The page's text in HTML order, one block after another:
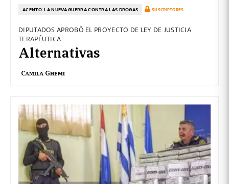
ACENTO: LA NUEVA GUERRA CONTRA LAS DROGAS SUSCRIPTORES
DIPUTADOS APROBÓ EL PROYECTO DE LEY DE JUSTICIA
TERAPÉUTICA
Alternativas
Camila Ghemi